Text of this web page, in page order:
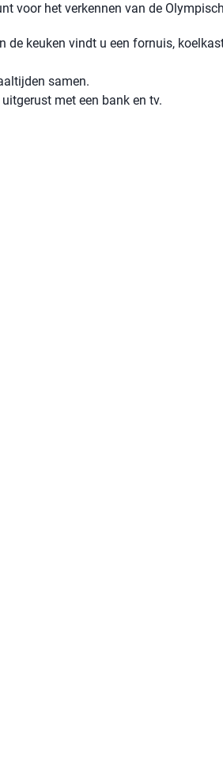
voor het verkennen van de
keuken vindt u een fornuis,
samen.
met een bank en tv.